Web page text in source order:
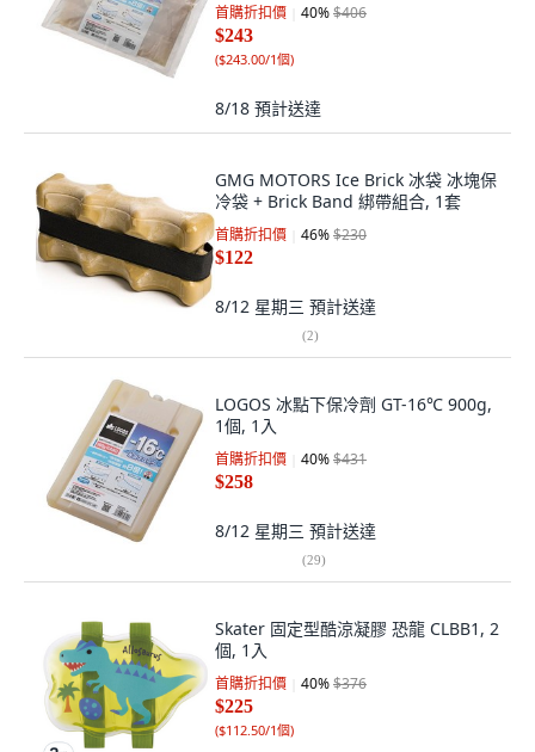
首購折扣價 40%$406
$243
($243.00/1個)
8/18 預計送達
GMG MOTORS Ice Brick 冰袋 冰塊保
冷袋 + Brick Band 綁帶組合, 1套
首購折扣價 46%$230
$122
8/12 星期三 預計送達
(2)
LOGOS 冰點下保冷劑 GT-16℃ 900g,
1個, 1入
首購折扣價 40%$431
$258
8/12 星期三 預計送達
(29)
Skater 固定型酷涼凝膠 恐龍 CLBB1, 2
個, 1入
首購折扣價 40%$376
$225
($112.50/1個)